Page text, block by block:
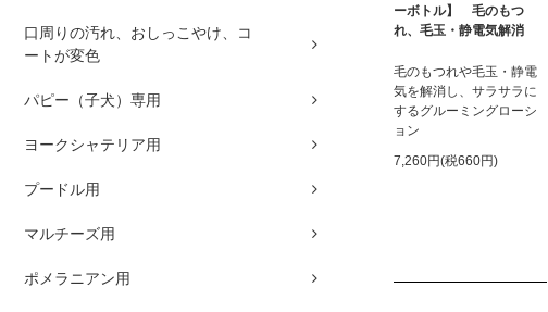
口周りの汚れ、おしっこやけ、コ
ートが変色
パピー（子犬）専用
ヨークシャテリア用
プードル用
マルチーズ用
ポメラニアン用
ーボトル】 毛のもつ
れ、毛玉・静電気解消
毛のもつれや毛玉・静電
気を解消し、サラサラに
するグルーミングローシ
ョン
7,260円(税660円)